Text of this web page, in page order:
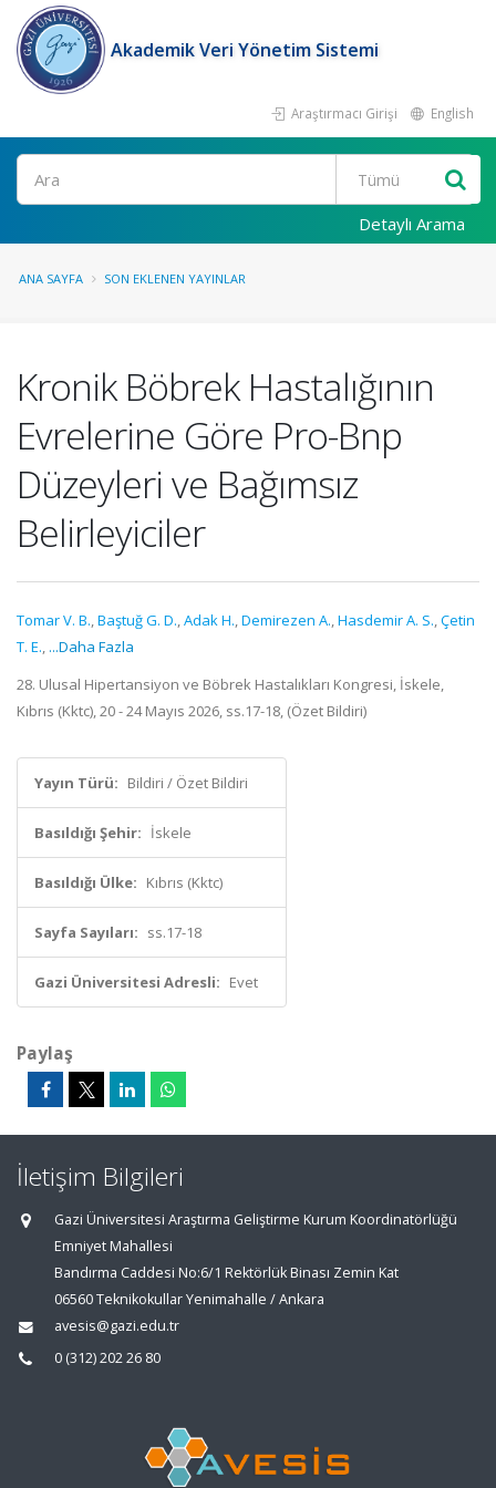
Akademik Veri Yönetim Sistemi
Araştırmacı Girişi English
Ara
Detaylı Arama
ANA SAYFA SON EKLENEN YAYINLAR
Kronik Böbrek Hastalığının
Evrelerine Göre Pro-Bnp
Düzeyleri ve Bağımsız
Belirleyiciler
Tomar V. B.,Baştuğ G. D.,Adak H.,Demirezen A.,Hasdemir A. S.,Çetin
T. E., ...Daha Fazla
28. Ulusal Hipertansiyon ve Böbrek Hastalıkları Kongresi, İskele,
Kıbrıs (Kktc), 20 - 24 Mayıs 2026, ss.17-18, (Özet Bildiri)
Yayın Türü: Bildiri / Özet Bildiri
Basıldığı Şehir: İskele
Basıldığı Ülke: Kıbrıs (Kktc)
Sayfa Sayıları: ss.17-18
Gazi Üniversitesi Adresli: Evet
Paylaş
İletişim Bilgileri
Gazi Üniversitesi Araştırma Geliştirme Kurum Koordinatörlüğü
Emniyet Mahallesi
Bandırma Caddesi No:6/1 Rektörlük Binası Zemin Kat
06560 Teknikokullar Yenimahalle / Ankara
avesis@gazi.edu.tr
0 (312) 202 26 80